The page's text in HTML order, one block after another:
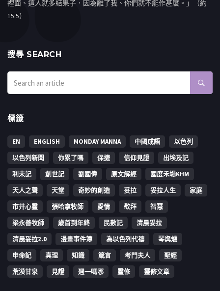
裡面、這人就多結果子．因為離了我、你們就不能作甚麼。」（約
15:5）
搜㝷 SEARCH
標籤
EN ENGLISH MONDAY MANNA 中國成語
以色列
以色列新聞
你累了嗎 保捷 信仰見證
出埃及記
利未記
創世記 劉國偉 原文解經
國度禾場KHM
天人之聲
天堂 奇妙的創造 妥拉 妥拉人生
家庭
市井心靈
張哈拿牧師 愛情 敬拜
智慧
梁永善牧師
歳首到年終 民數記
清晨妥拉
清晨妥拉2.0
漫畫事件簿 為以色列代禱
琴與爐
申命記
真理 知識 箴言 考門夫人
聖經
荒漠甘泉
見證 週一嗎哪 靈修 靈修文章